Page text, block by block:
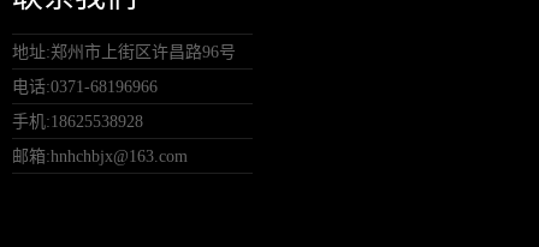
地址:郑州市上街区许昌路96号
电话:0371-68196966
手机:18625538928
邮箱:hnhchbjx@163.com